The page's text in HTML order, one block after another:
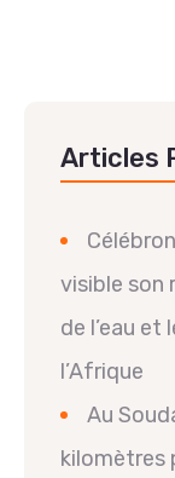
Articles
visible son
de l’eau
l’Afrique
Au
kilomètres